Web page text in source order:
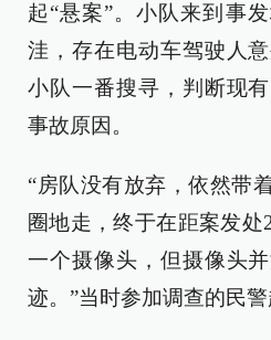
起“悬案”。小队来到事
洼，存在电动车驾驶人
小队一番搜寻，判断现
事故原因。
“房队没有放弃，依然带
圈地走，终于在距案发处
一个摄像头，但摄像头
迹。”当时参加调查的民警